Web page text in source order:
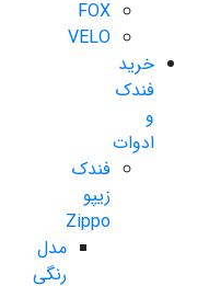
FOX
VELO
خرید
فندک
و
ادوات
فندک
زیپو
Zippo
مدل
رنگی